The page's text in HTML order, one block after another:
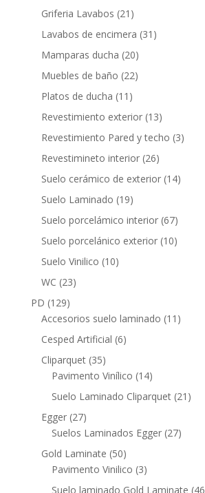
productos
Griferia Lavabos 21 21
productos
Lavabos de encimera 31 31
Mamparas ducha 2020
productos
Muebles de baño 2222
Platos de ducha 11 11
productos
Revestimiento exterior 1313
productos
Revestimiento Pared y techo 33
Revestimineto interior 2626
productos
Suelo cerámico de exterior 1414
Suelo Laminado 1919
productos
Suelo porcelámico interior 6767
Suelo porcelánico exterior 1010
Suelo Vinilico 1010
WC 2323
PD 129129
productos
Accesorios suelo laminado 11 11
Cesped Artificial 66
Cliparquet 3535
productos
Pavimento Vinílico 1414
productos
Suelo Laminado Cliparquet 21 21
Egger 2727
productos
Suelos Laminados Egger 2727
Gold Laminate 5050
productos
Pavimento Vinilico 33
productos
Suelo laminado Gold Laminate 46